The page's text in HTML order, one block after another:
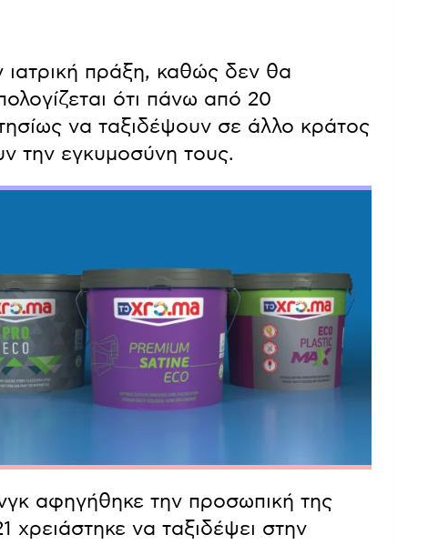
ιατρική πράξη, καθώς δεν θα
ότι πάνω από 20
να ταξιδέψουν σε άλλο κράτος
την εγκυμοσύνη τους.
αφηγήθηκε την προσωπική της
χρειάστηκε να ταξιδέψει στην